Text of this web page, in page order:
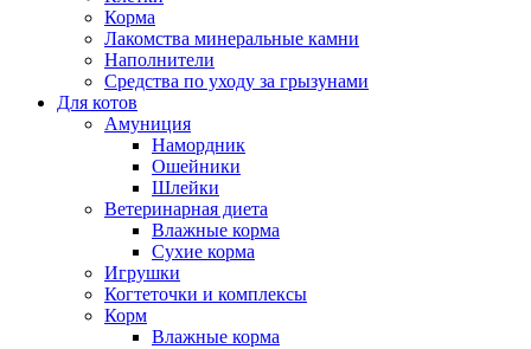
Корма
Лакомства минеральные камни
Наполнители
Средства по уходу за грызунами
Для котов
Амуниция
Намордник
Ошейники
Шлейки
Ветеринарная диета
Влажные корма
Сухие корма
Игрушки
Когтеточки и комплексы
Корм
Влажные корма